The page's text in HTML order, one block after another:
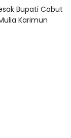
Bupati Cabut
Karimun